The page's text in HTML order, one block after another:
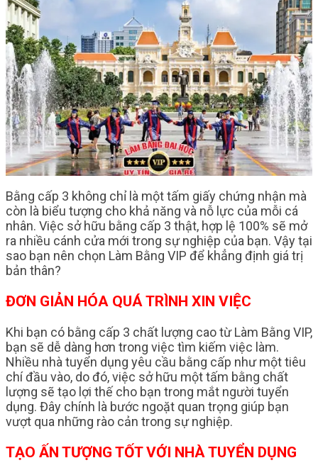
Bằng cấp 3 không chỉ là một tấm giấy chứng nhận mà
còn là biểu tượng cho khả năng và nỗ lực của mỗi cá
nhân. Việc sở hữu bằng cấp 3 thật, hợp lệ 100% sẽ mở
ra nhiều cánh cửa mới trong sự nghiệp của bạn. Vậy tại
sao bạn nên chọn Làm Bằng VIP để khẳng định giá trị
bản thân?
ĐƠN GIẢN HÓA QUÁ TRÌNH XIN VIỆC
Khi bạn có bằng cấp 3 chất lượng cao từ Làm Bằng VIP,
bạn sẽ dễ dàng hơn trong việc tìm kiếm việc làm.
Nhiều nhà tuyển dụng yêu cầu bằng cấp như một tiêu
chí đầu vào, do đó, việc sở hữu một tấm bằng chất
lượng sẽ tạo lợi thế cho bạn trong mắt người tuyển
dụng. Đây chính là bước ngoặt quan trọng giúp bạn
vượt qua những rào cản trong sự nghiệp.
TẠO ẤN TƯỢNG TỐT VỚI NHÀ TUYỂN DỤNG